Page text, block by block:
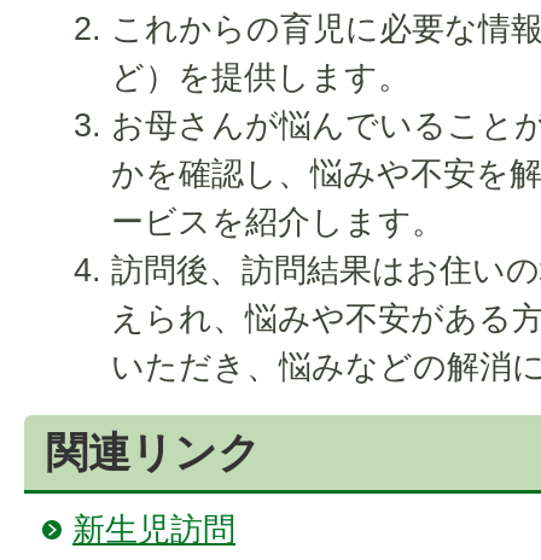
これからの育児に必要な情
ど）を提供します。
お母さんが悩んでいること
かを確認し、悩みや不安を
ービスを紹介します。
訪問後、訪問結果はお住い
えられ、悩みや不安がある
いただき、悩みなどの解消
関連リンク
新生児訪問